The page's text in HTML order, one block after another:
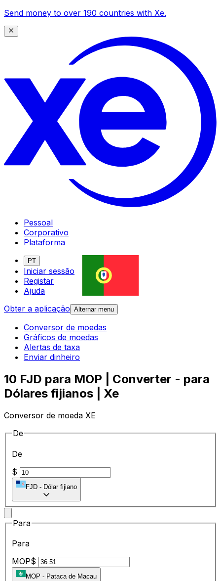
Send money to over 190 countries with Xe.
Pessoal
Corporativo
Plataforma
PT
Iniciar sessão
Registar
Ajuda
Obter a aplicação Alternar menu
Conversor de moedas
Gráficos de moedas
Alertas de taxa
Enviar dinheiro
10 FJD para MOP | Converter - para
Dólares fijianos | Xe
Conversor de moeda XE
De
De
$
FJD - Dólar fijiano
Para
Para
MOP$
MOP - Pataca de Macau